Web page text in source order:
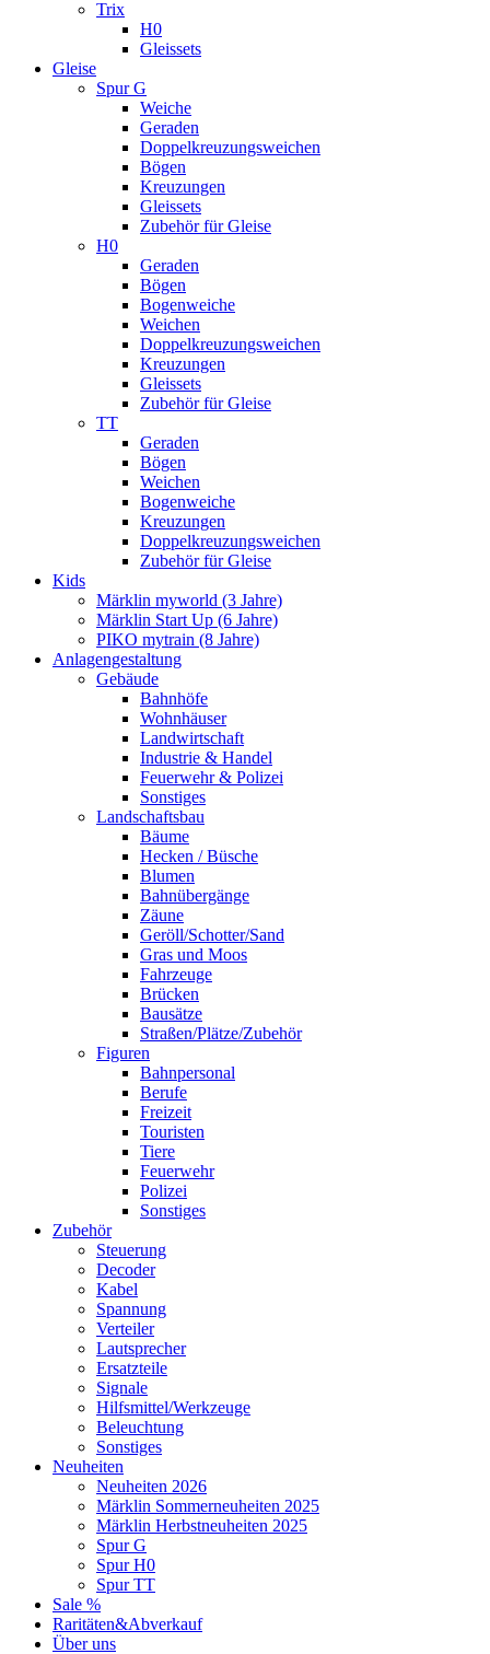
Trix
H0
Gleissets
Gleise
Spur G
Weiche
Geraden
Doppelkreuzungsweichen
Bögen
Kreuzungen
Gleissets
Zubehör für Gleise
H0
Geraden
Bögen
Bogenweiche
Weichen
Doppelkreuzungsweichen
Kreuzungen
Gleissets
Zubehör für Gleise
TT
Geraden
Bögen
Weichen
Bogenweiche
Kreuzungen
Doppelkreuzungsweichen
Zubehör für Gleise
Kids
Märklin myworld (3 Jahre)
Märklin Start Up (6 Jahre)
PIKO mytrain (8 Jahre)
Anlagengestaltung
Gebäude
Bahnhöfe
Wohnhäuser
Landwirtschaft
Industrie & Handel
Feuerwehr & Polizei
Sonstiges
Landschaftsbau
Bäume
Hecken / Büsche
Blumen
Bahnübergänge
Zäune
Geröll/Schotter/Sand
Gras und Moos
Fahrzeuge
Brücken
Bausätze
Straßen/Plätze/Zubehör
Figuren
Bahnpersonal
Berufe
Freizeit
Touristen
Tiere
Feuerwehr
Polizei
Sonstiges
Zubehör
Steuerung
Decoder
Kabel
Spannung
Verteiler
Lautsprecher
Ersatzteile
Signale
Hilfsmittel/Werkzeuge
Beleuchtung
Sonstiges
Neuheiten
Neuheiten 2026
Märklin Sommerneuheiten 2025
Märklin Herbstneuheiten 2025
Spur G
Spur H0
Spur TT
Sale %
Raritäten&Abverkauf
Über uns